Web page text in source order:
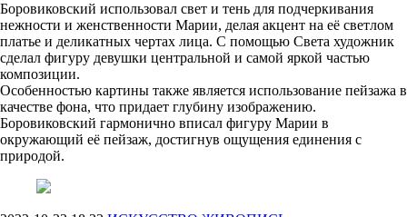
Боровиковский использовал свет и тень для подчеркивания
нежности и женственности Марии, делая акцент на её светлом
платье и деликатных чертах лица. С помощью Света художник
сделал фигуру девушки центральной и самой яркой частью
композиции.
Особенностью картины также является использование пейзажа в
качестве фона, что придает глубину изображению.
Боровиковский гармонично вписал фигуру Марии в
окружающий её пейзаж, достигнув ощущения единения с
природой.